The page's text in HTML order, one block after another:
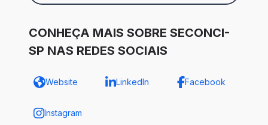
CONHEÇA MAIS SOBRE SECONCI-
SP NAS REDES SOCIAIS
Website LinkedIn Facebook
Instagram